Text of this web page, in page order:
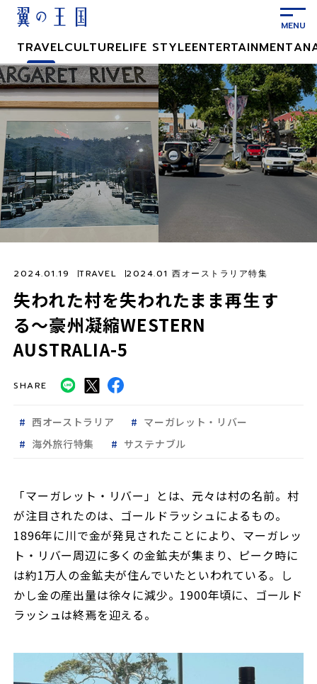
ン
テ
ン
ツ
に
ス
キ
ッ
プ
TRAVELCULTURELIFE STYLEENTERTAINMENT
失われた村を失われたまま再生す
る〜豪州凝縮WESTERN
AUSTRALIA-5
2024.01.19 TRAVEL 2024.01 西オーストラリア特集
SHARE
西オーストラリア
マーガレット・リバー
海外旅行特集
サステナブル
「マーガレット・リバー」とは、元々は村の名前。村
が注目されたのは、ゴールドラッシュによるもの。
1896年に川で金が発見されたことにより、マーガレッ
ト・リバー周辺に多くの金鉱夫が集まり、ピーク時に
は約1万人の金鉱夫が住んでいたといわれている。し
かし金の産出量は徐々に減少。1900年頃に、ゴールド
ラッシュは終焉を迎える。